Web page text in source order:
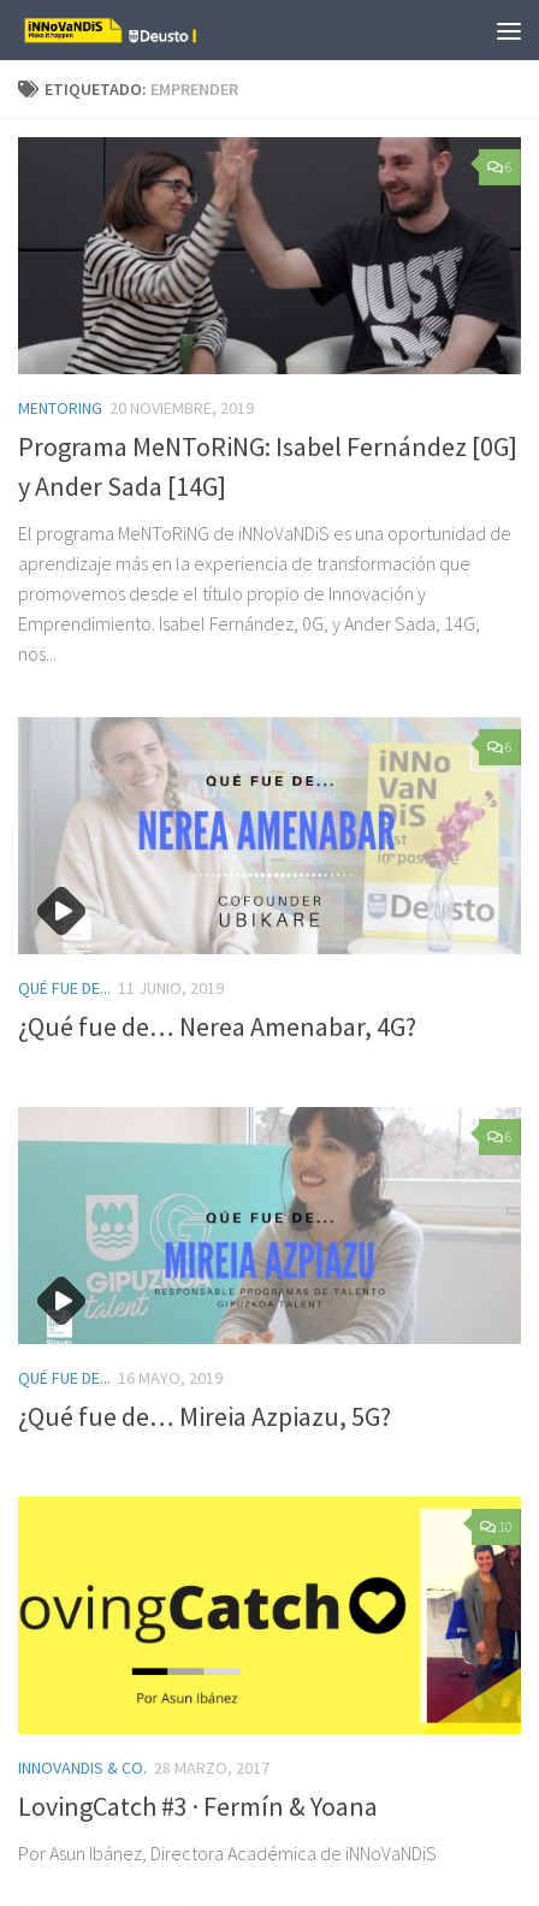
Saltar al contenido
ETIQUETADO: EMPRENDER
6
MENTORING 20 NOVIEMBRE, 2019
Programa MeNToRiNG: Isabel Fernández [0G]
y Ander Sada [14G]
El programa MeNToRiNG de iNNoVaNDiS es una oportunidad de
aprendizaje más en la experiencia de transformación que
promovemos desde el título propio de Innovación y
Emprendimiento. Isabel Fernández, 0G, y Ander Sada, 14G,
nos...
6
QUÉ FUE DE... 11 JUNIO, 2019
¿Qué fue de… Nerea Amenabar, 4G?
6
QUÉ FUE DE... 16 MAYO, 2019
¿Qué fue de… Mireia Azpiazu, 5G?
10
INNOVANDIS & CO. 28 MARZO, 2017
LovingCatch #3 · Fermín & Yoana
Por Asun Ibánez, Directora Académica de iNNoVaNDiS